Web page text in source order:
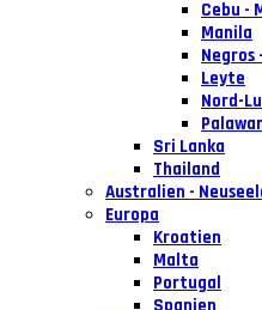
Cebu -
Manila
Negros
Leyte
Nord-
Sri Lanka
Thailand
Australien -
Europa
Kroatien
Malta
Portugal